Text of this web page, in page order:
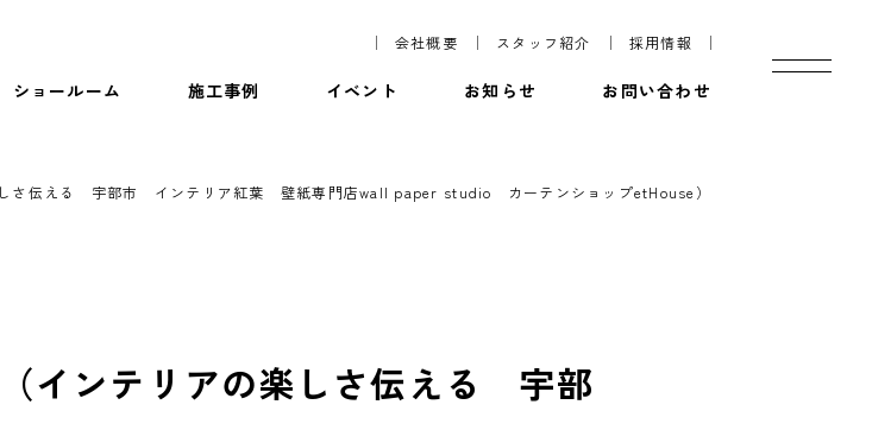
会社概要 スタッフ紹介 採用情報
ショールーム 施工事例 イベント お知らせ お問い合わせ
しさ伝える 宇部市 インテリア紅葉 壁紙専門店wall paper studio カーテンショップetHouse）
インテリアの楽しさ伝える 宇部